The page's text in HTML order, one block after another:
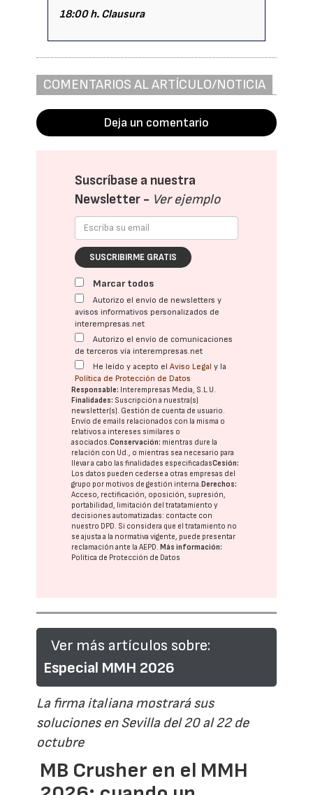
18:00 h. Clausura
COMENTARIOS AL ARTÍCULO/NOTICIA
Deja un comentario
Suscríbase a nuestra
Newsletter - Ver ejemplo
SUSCRIBIRME GRATIS
Marcar todos
Autorizo el envío de newsletters y
avisos informativos personalizados de
interempresas.net
Autorizo el envío de comunicaciones
de terceros vía interempresas.net
He leído y acepto elAviso Legal y la
Política de Protección de Datos
Responsable: Interempresas Media, S.L.U.
Finalidades: Suscripción a nuestra(s)
newsletter(s). Gestión de cuenta de usuario.
Envío de emails relacionados con la misma o
relativos a intereses similares o
asociados.Conservación: mientras dure la
relación con Ud., o mientras sea necesario para
llevar a cabo las finalidades especificadasCesión:
Los datos pueden cederse a otras empresas del
grupo por motivos de gestión interna.Derechos:
Acceso, rectificación, oposición, supresión,
portabilidad, limitación del tratatamiento y
decisiones automatizadas: contacte con
nuestro DPD. Si considera que el tratamiento no
se ajusta a la normativa vigente, puede presentar
reclamación ante laAEPD.Más información:
Política de Protección de Datos
Ver más artículos sobre:
Especial MMH 2026
La firma italiana mostrará sus
soluciones en Sevilla del 20 al 22 de
octubre
MB Crusher en el MMH